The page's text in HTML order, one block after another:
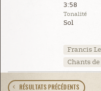
3:58
Tonalité
Sol
Francis
Chants
RÉSULTATS PRÉCÉDENTS